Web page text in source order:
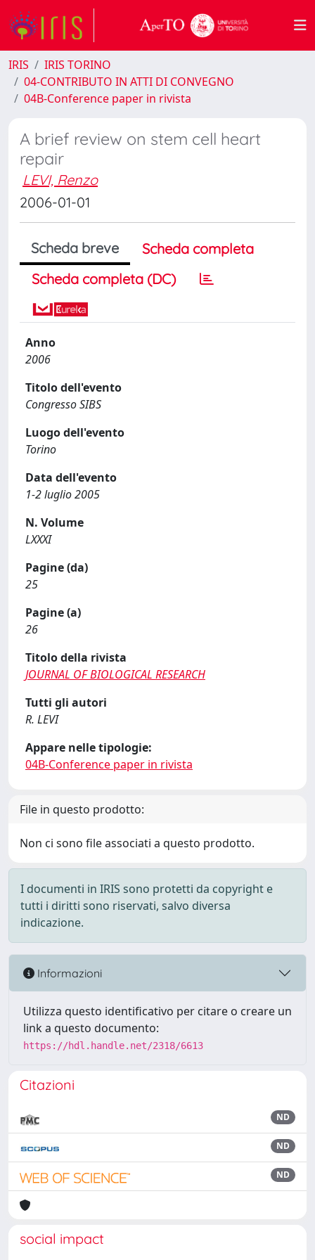
IRIS
IRIS TORINO
04-CONTRIBUTO IN ATTI DI CONVEGNO
04B-Conference paper in rivista
A brief review on stem cell heart
repair
LEVI, Renzo
2006-01-01
Scheda breve
Scheda completa
Scheda completa (DC)
Anno
2006
Titolo dell'evento
Congresso SIBS
Luogo dell'evento
Torino
Data dell'evento
1-2 luglio 2005
N. Volume
LXXXI
Pagine (da)
25
Pagine (a)
26
Titolo della rivista
JOURNAL OF BIOLOGICAL RESEARCH
Tutti gli autori
R. LEVI
Appare nelle tipologie:
04B-Conference paper in rivista
File in questo prodotto:
Non ci sono file associati a questo prodotto.
I documenti in IRIS sono protetti da copyright e
tutti i diritti sono riservati, salvo diversa
indicazione.
Informazioni
Utilizza questo identificativo per citare o creare un
link a questo documento:
https://hdl.handle.net/2318/6613
Citazioni
ND
ND
ND
social impact